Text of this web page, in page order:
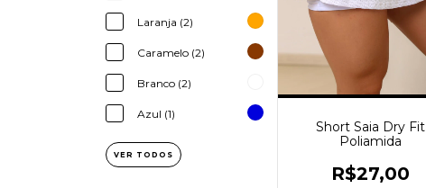
Laranja (2)
Caramelo (2)
Branco (2)
Azul (1)
VER TODOS
Short Saia Dry Fit
Poliamida
R$27,00